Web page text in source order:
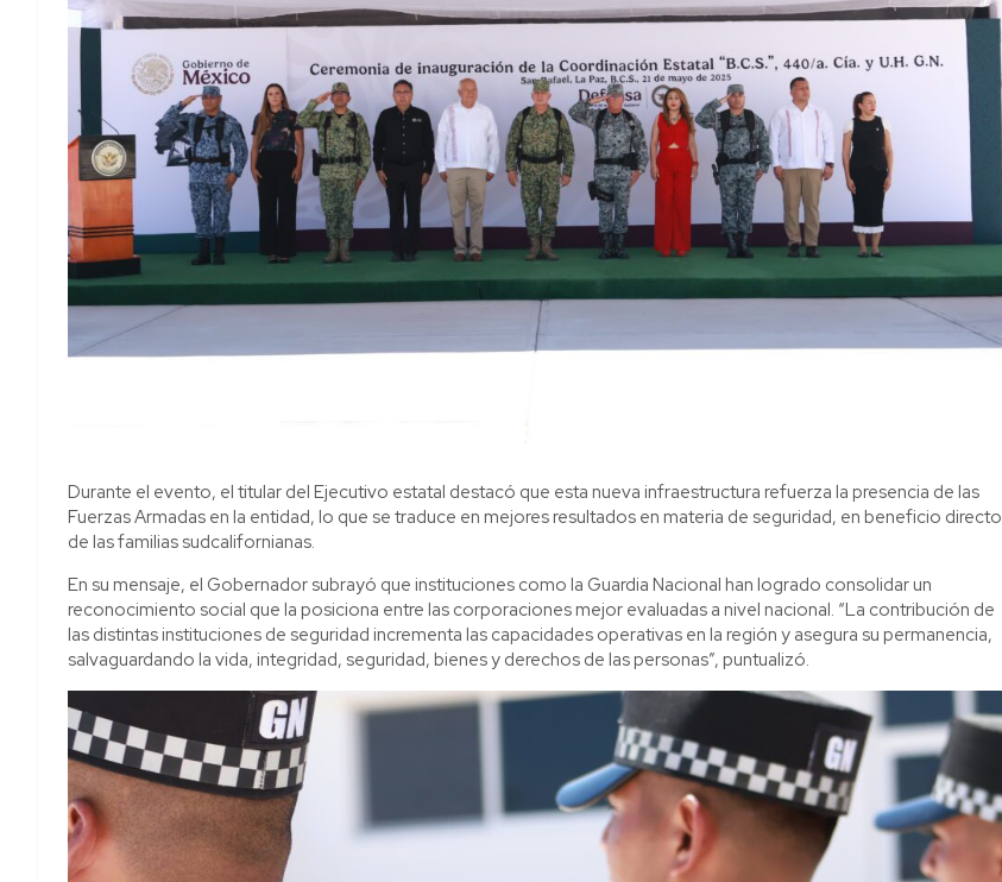
Durante el evento, el titular del Ejecutivo estatal destacó que esta nueva infraestructura refuerza la presencia de las
Fuerzas Armadas en la entidad, lo que se traduce en mejores resultados en materia de seguridad, en beneficio directo
de las familias sudcalifornianas.
En su mensaje, el Gobernador subrayó que instituciones como la Guardia Nacional han logrado consolidar un
reconocimiento social que la posiciona entre las corporaciones mejor evaluadas a nivel nacional. “La contribución de
las distintas instituciones de seguridad incrementa las capacidades operativas en la región y asegura su permanencia,
salvaguardando la vida, integridad, seguridad, bienes y derechos de las personas”, puntualizó.